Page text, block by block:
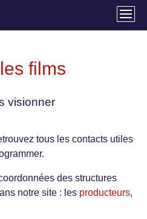
films
visionner
tous les contacts utiles
des structures
notre site : les producteurs,